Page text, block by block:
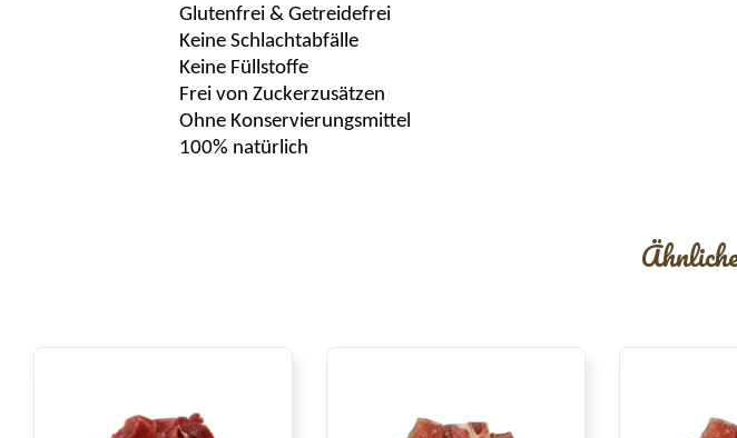
Glutenfrei & Getreidefrei
Keine Schlachtabfälle
Keine Füllstoffe
Frei von Zuckerzusätzen
Ohne Konservierungsmittel
100% natürlich